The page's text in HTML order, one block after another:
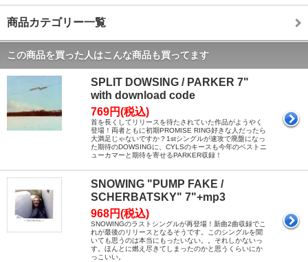
商品カテゴリー一覧
この商品を買った人はこんな商品も買ってます
SPLIT DOWSING / PARKER 7"
with download code
769円(税込)
首を長くしてリリースを待たされていた作品がようやく
登場！両者ともに初期PROMISE RING好きな人だったら
大満足じゃないですか？1stシングルが速攻で廃盤になっ
た期待のDOWSINGに、CYLSのキースも今年のベストニ
ューカマーと期待を寄せるPARKER収録！
SNOWING "PUMP FAKE /
SCHERBATSKY" 7"+mp3
968円(税込)
SNOWINGのラストシングルが再登場！新曲2曲収録でこ
れが最後のリリースとなるそうです。このシングルを聞
いても思うのは本当にもったいない。。それしかないっ
す。ほんとに燃え尽きてしまったのかと思うくらいにか
っこいい。